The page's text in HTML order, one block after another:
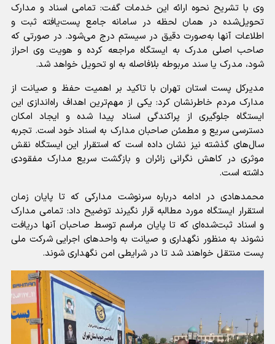
وی با تشریح نحوه ارائه این خدمات گفت: تمامی اسناد و مدارک
تحویل‌شده در همان لحظه در سامانه جامع پست‌یافته ثبت و
اطلاعات آنها به‌صورت دقیق در سیستم درج می‌شود. در صورتی که
صاحب اصلی مدرک به ایستگاه مراجعه کرده و هویت وی احراز
شود، مدرک یا سند مربوطه بلافاصله به او تحویل خواهد شد.
مدیرکل پست استان تهران با تاکید بر اهمیت حفظ و صیانت از
مدارک مردم خاطرنشان کرد: یکی از مهم‌ترین اهداف راه‌اندازی این
ایستگاه جلوگیری از پراکندگی اسناد پیدا شده و ایجاد امکان
دسترسی سریع و مطمئن صاحبان مدارک به اسناد خود است. تجربه
سال‌های گذشته نیز نشان داده است که استقرار این ایستگاه نقش
موثری در کاهش نگرانی زائران و بازگشت سریع مدارک مفقودی
داشته است.
محمدهادی در ادامه درباره سرنوشت مدارکی که تا پایان زمان
استقرار ایستگاه مورد مطالبه قرار نگیرند توضیح داد: تمامی مدارک
و اسناد ثبت‌شده‌ای که تا پایان مراسم توسط صاحبان آنها دریافت
نشوند به منظور نگهداری و صیانت به واحد‌های اجرایی شرکت ملی
پست منتقل خواهند شد تا در شرایطی امن نگهداری شوند.